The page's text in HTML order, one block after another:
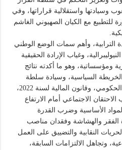
واستقلالية قراراتها، وفي
للتطبيع مع الكيان الصهيوني الغاشم
الترابية، وأهم سمات الوضع الوطني
وغياب الإرادة الحقيقية
ومؤسساتية، وهو ما أكدته نتائج
السياسية، وسيادة سلطة
المال والأعيان، وعكسه التصريح الحكومي، وقانون المالية لسنة 2022،
الاجتماعي أمام الارتفاع
الأساسية وضرب القدرة
الفقر والهشاشة وفقدان مناصب
النقابية والتضييق على العمل
وتجاهل الالتزامات السابقة،